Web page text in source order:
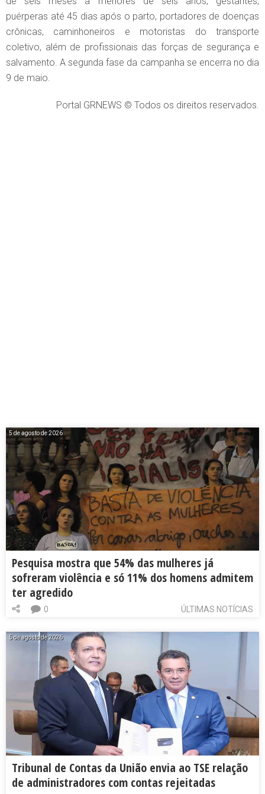
puérperas até 45 dias após o parto, portadores de doenças
crônicas, caminhoneiros e motoristas do transporte
coletivo, além de profissionais das forças de segurança e
salvamento. A segunda fase da campanha se encerra no dia
9 de maio.
Portal GRNEWS © Todos os direitos reservados.
5 de agosto de 2026
Pesquisa mostra que 54% das mulheres já
sofreram violência e só 11% dos homens admitem
ter agredido
ÚLTIMAS NOTÍCIAS
0
5 de agosto de 2026
Tribunal de Contas da União envia ao TSE relação
de administradores com contas rejeitadas